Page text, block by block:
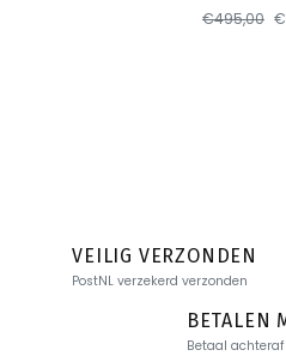
€495,00
VEILIG VERZONDEN
PostNL verzekerd verzonden
BETALEN
Betaal